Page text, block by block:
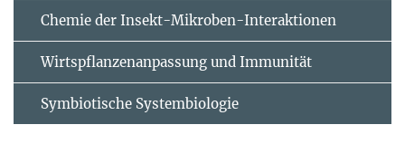
Chemie der Insekt-Mikroben-Interaktionen
Wirtspflanzenanpassung und Immunität
Symbiotische Systembiologie